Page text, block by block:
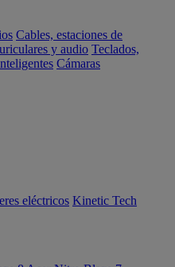
Cables, estaciones de
y audio Teclados,
Cámaras
eléctricos Kinetic Tech